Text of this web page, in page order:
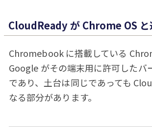
CloudReady が Chrome OS と
Chromebook に搭載している
Google がその端末用に許可したバ
であり、土台は同じであっても
なる部分があります。